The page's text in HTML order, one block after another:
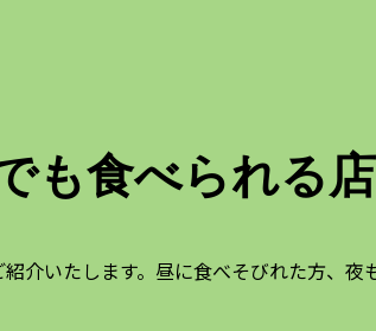
も食べられる店
介いたします。昼に食べそびれた方、夜